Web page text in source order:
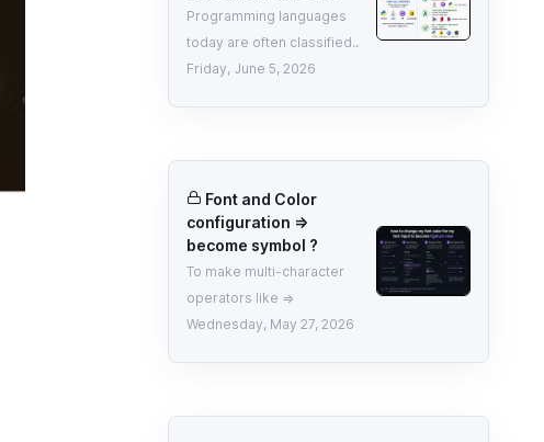
Programming languages
today are often classified..
Friday, June 5, 2026
Font and Color
configuration =>
become symbol ?
To make multi-character
operators like =>
Wednesday, May 27, 2026